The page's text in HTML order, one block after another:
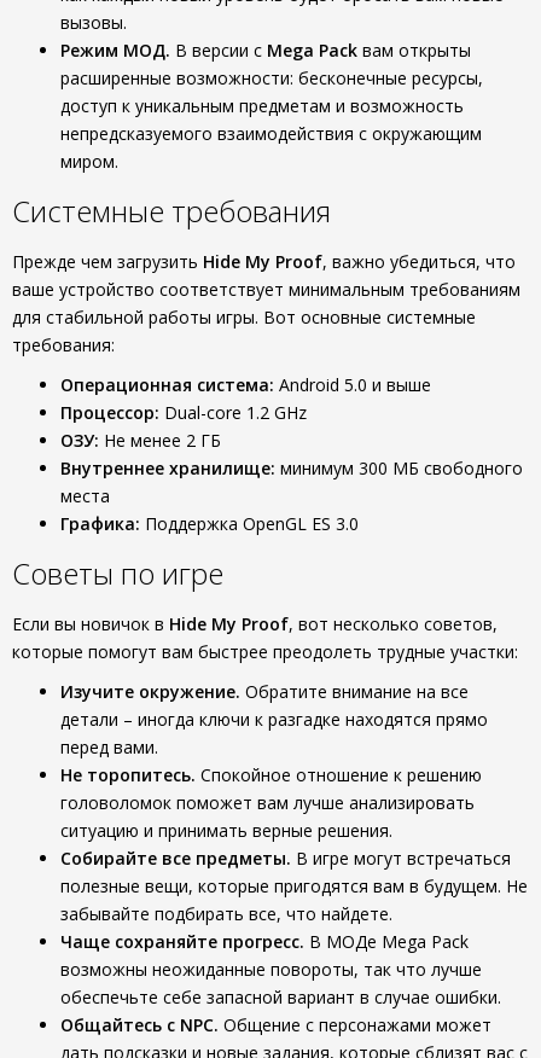
вызовы.
Режим МОД. В версии с Mega Pack вам открыты
расширенные возможности: бесконечные ресурсы,
доступ к уникальным предметам и возможность
непредсказуемого взаимодействия с окружающим
миром.
Системные требования
Прежде чем загрузить Hide My Proof, важно убедиться, что
ваше устройство соответствует минимальным требованиям
для стабильной работы игры. Вот основные системные
требования:
Операционная система: Android 5.0 и выше
Процессор: Dual-core 1.2 GHz
ОЗУ: Не менее 2 ГБ
Внутреннее хранилище: минимум 300 МБ свободного
места
Графика: Поддержка OpenGL ES 3.0
Советы по игре
Если вы новичок в Hide My Proof, вот несколько советов,
которые помогут вам быстрее преодолеть трудные участки:
Изучите окружение. Обратите внимание на все
детали – иногда ключи к разгадке находятся прямо
перед вами.
Не торопитесь. Спокойное отношение к решению
головоломок поможет вам лучше анализировать
ситуацию и принимать верные решения.
Собирайте все предметы. В игре могут встречаться
полезные вещи, которые пригодятся вам в будущем. Не
забывайте подбирать все, что найдете.
Чаще сохраняйте прогресс. В МОДе Mega Pack
возможны неожиданные повороты, так что лучше
обеспечьте себе запасной вариант в случае ошибки.
Общайтесь с NPC. Общение с персонажами может
дать подсказки и новые задания, которые сблизят вас с